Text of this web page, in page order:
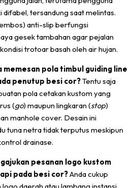
difabel, tersandung saat melintas.
anti-slip berfungsi
gesek tambahan agar pejalan
trotoar basah oleh air hujan.
memesan pola timbul guiding line
penutup besi cor?Tentu saja
pola cetakan kustom yang
(go) maupun lingkaran (stop)
manhole cover. Desain ini
tuna netra tidak terputus meskipun
drainase.
pesanan logo kustom
pada besi cor?Anda cukup